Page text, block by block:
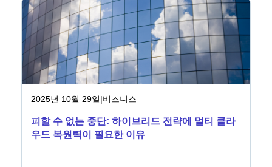
2025년 10월 29일|비즈니스
피할 수 없는 중단: 하이브리드 전략에 멀티 클라
우드 복원력이 필요한 이유